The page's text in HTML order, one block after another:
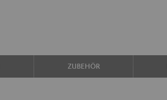
ZUBEHÖR